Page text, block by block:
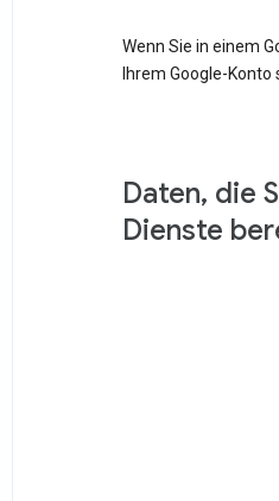
Wenn Sie in einem
Ihrem Google-
Daten, die
Dienste